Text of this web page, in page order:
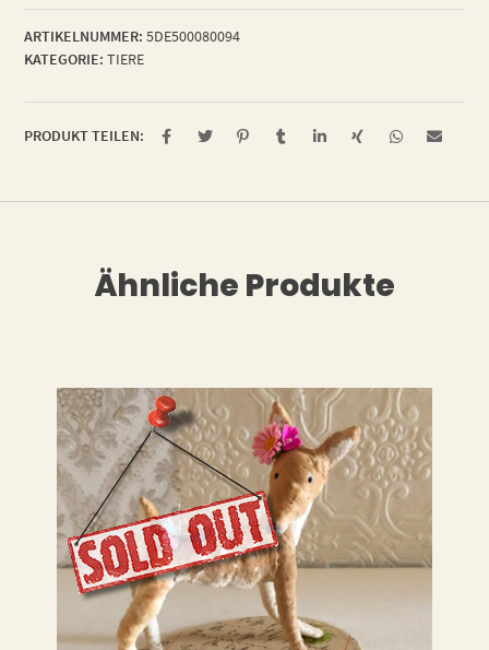
ARTIKELNUMMER: 5DE500080094
KATEGORIE: TIERE
PRODUKT TEILEN:
Ähnliche Produkte